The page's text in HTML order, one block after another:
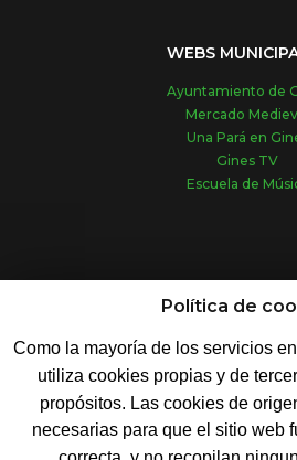
WEBS
Ayuntamiento de
Mercado
Una Pará en
Gines TV
Escuela de
© 2019 - Ayuntamiento
Política de
Como la mayoría de los servicios
utiliza cookies propias y de
propósitos. Las cookies de
necesarias para que el sitio web